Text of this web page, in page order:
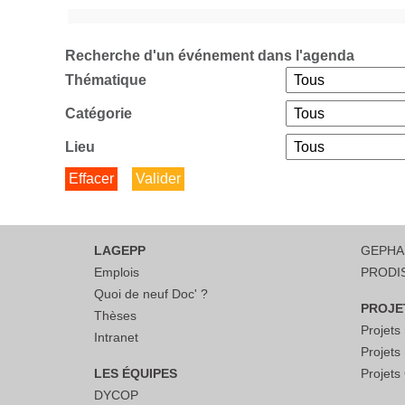
Recherche d'un événement dans l'agenda
Thématique
Catégorie
Lieu
LAGEPP
Emplois
Quoi de neuf Doc' ?
Thèses
Intranet
LES ÉQUIPES
DYCOP
Projets
Projets
Projets